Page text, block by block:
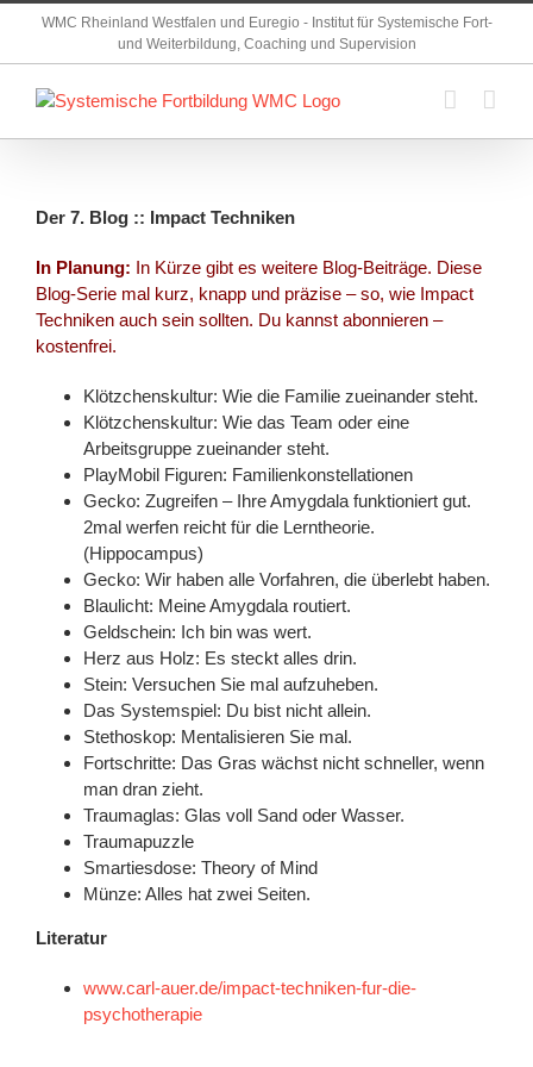
springen
WMC Rheinland Westfalen und Euregio - Institut für Systemische Fort-
und Weiterbildung, Coaching und Supervision
Der 7. Blog :: Impact Techniken
In Planung: In Kürze gibt es weitere Blog-Beiträge. Diese
Blog-Serie mal kurz, knapp und präzise – so, wie Impact
Techniken auch sein sollten. Du kannst abonnieren –
kostenfrei.
Klötzchenskultur: Wie die Familie zueinander steht.
Klötzchenskultur: Wie das Team oder eine
Arbeitsgruppe zueinander steht.
PlayMobil Figuren: Familienkonstellationen
Gecko: Zugreifen – Ihre Amygdala funktioniert gut.
2mal werfen reicht für die Lerntheorie.
(Hippocampus)
Gecko: Wir haben alle Vorfahren, die überlebt haben.
Blaulicht: Meine Amygdala routiert.
Geldschein: Ich bin was wert.
Herz aus Holz: Es steckt alles drin.
Stein: Versuchen Sie mal aufzuheben.
Das Systemspiel: Du bist nicht allein.
Stethoskop: Mentalisieren Sie mal.
Fortschritte: Das Gras wächst nicht schneller, wenn
man dran zieht.
Traumaglas: Glas voll Sand oder Wasser.
Traumapuzzle
Smartiesdose: Theory of Mind
Münze: Alles hat zwei Seiten.
Literatur
www.carl-auer.de/impact-techniken-fur-die-
psychotherapie